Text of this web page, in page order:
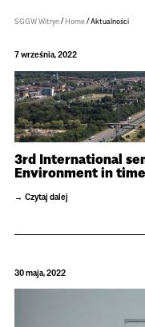
SGGW Witryn/Home/Aktualności
7 września, 2022
3rd International
Environment in
Czytaj dalej
30 maja, 2022